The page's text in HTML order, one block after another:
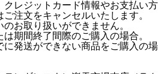
レジットカード情報やお支払い方
注文をキャンセルいたします。
お取り扱いができません。
期間終了間際のご購入の場合。
に発送ができない商品をご購入の場